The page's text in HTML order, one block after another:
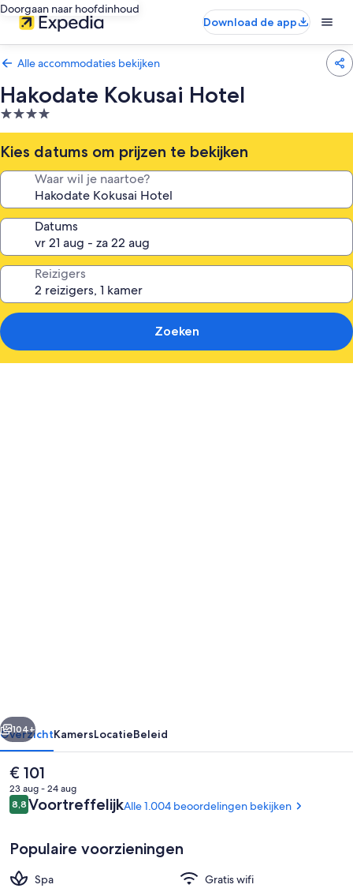
Doorgaan naar hoofdinhoud
Download de app
Alle accommodaties bekijken
Hakodate Kokusai Hotel
4.0-
sterrenaccommodatie
Kies datums om prijzen te bekijken
Waar wil je naartoe?
Datums
Reizigers
Zoeken
Volgende
104+
OverzichtKamersLocatieBeleid
De
huidige
prijs
is
€ 101
23 aug - 24 aug
Beoordelingen
8,88,8 op 10 –
VoortreffelijkAlle 1.004 beoordelingen bekijken
Populaire voorzieningen
Spa
Gratis wifi